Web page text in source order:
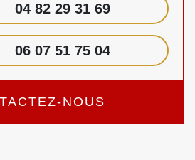
04 82 29 31 69
06 07 51 75 04
NOUS